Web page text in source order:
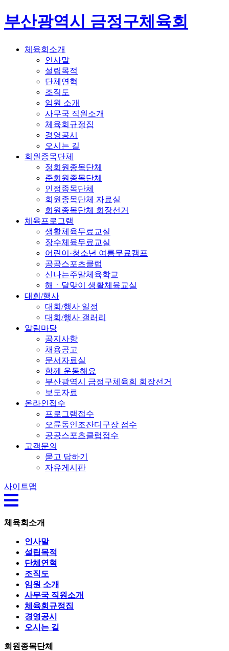
부산광역시 금정구체육회
체육회소개
인사말
설립목적
단체연혁
조직도
임원 소개
사무국 직원소개
체육회규정집
경영공시
오시는 길
회원종목단체
정회원종목단체
준회원종목단체
인정종목단체
회원종목단체 자료실
회원종목단체 회장선거
체육프로그램
생활체육무료교실
장수체육무료교실
어린이·청소년 여름무료캠프
공공스포츠클럽
신나는주말체육학교
해ㆍ달맞이 생활체육교실
대회/행사
대회/행사 일정
대회/행사 갤러리
알림마당
공지사항
채용공고
문서자료실
함께 운동해요
부산광역시 금정구체육회 회장선거
보도자료
온라인접수
프로그램접수
오륜동인조잔디구장 접수
공공스포츠클럽접수
고객문의
묻고 답하기
자유게시판
사이트맵
체육회소개
인사말
설립목적
단체연혁
조직도
임원 소개
사무국 직원소개
체육회규정집
경영공시
오시는 길
회원종목단체